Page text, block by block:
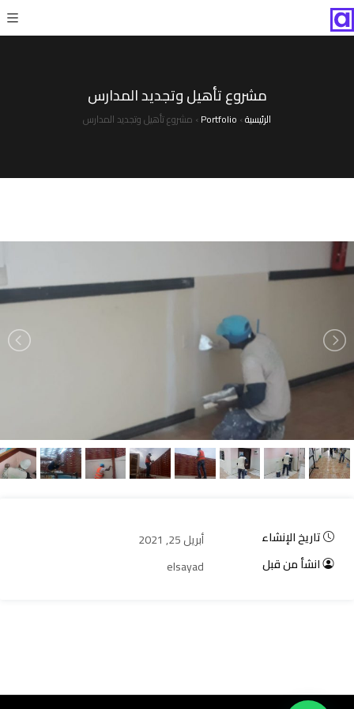
مشروع تأهيل وتجديد المدارس
الرئيسية›
Portfolio
› مشروع تأهيل وتجديد المدارس
تاريخ الإنشاء
أبريل 25, 2021
انشأ من قبل
elsayad